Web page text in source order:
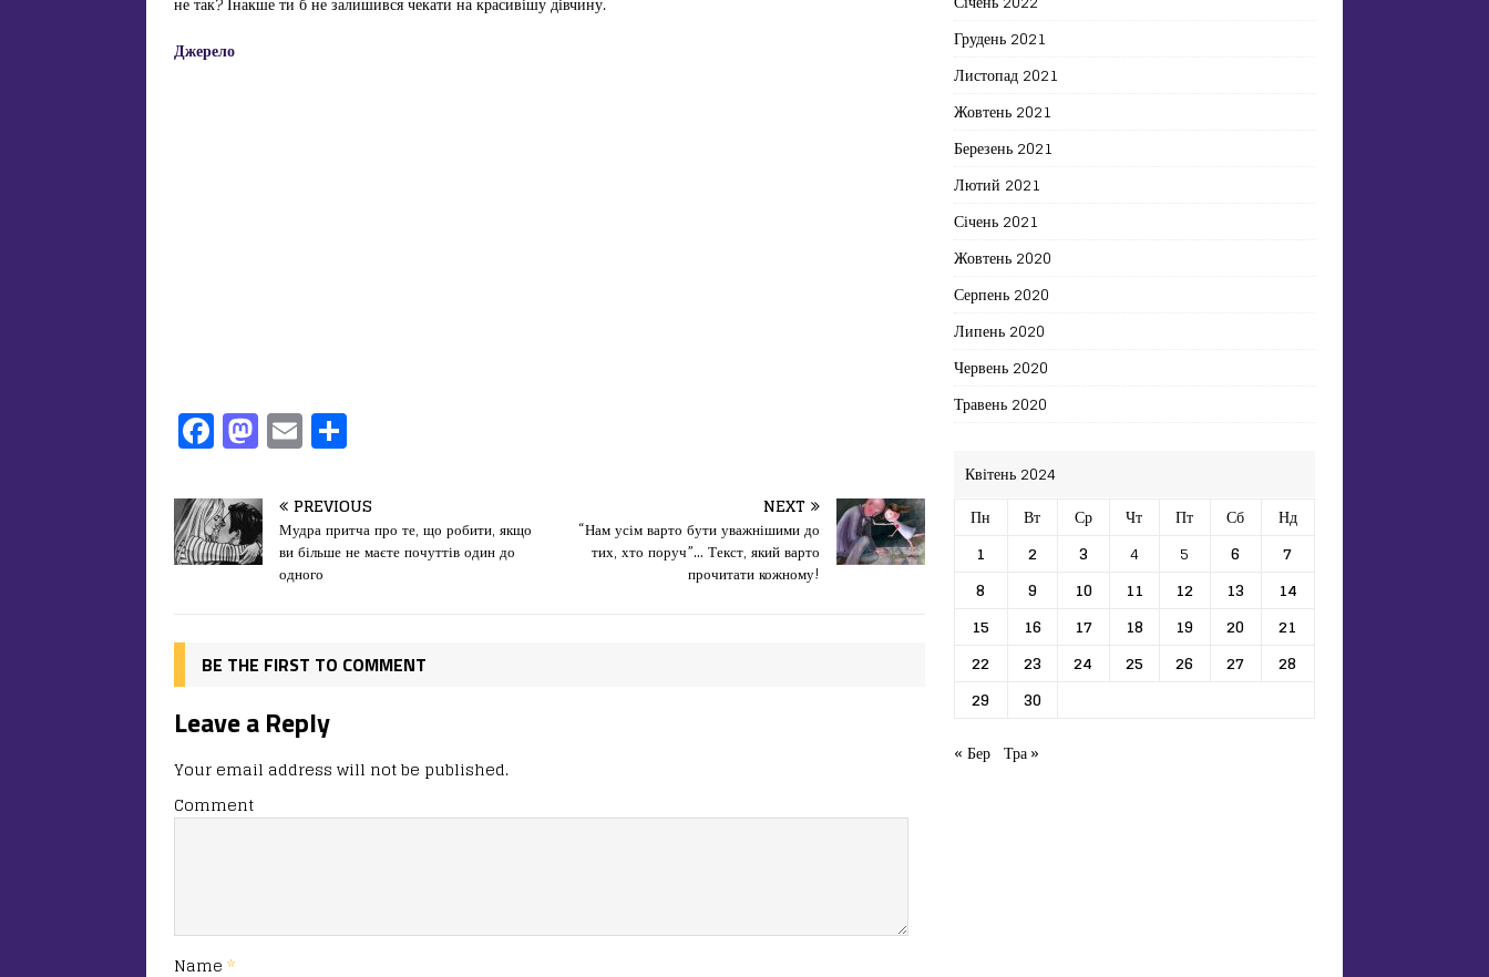
Джерело
F
a
c
e
b
o
k
M
a
st
o
d
n
E
m
ai
l
іл
и
т
я
PREVIOUS
Мудра притча про те, що робити, якщо
ви більше не маєте почуттів один до
одного
NEXT
“Нам усім варто бути уважнішими до
тих, хто поруч”… Текст, який варто
прочитати кожному!
BE THE FIRST TO COMMENT
Leave a Reply
Your email address will not be published.
Comment
Name *
Грудень 2021
Листопад 2021
Жовтень 2021
Березень 2021
Лютий 2021
Січень 2021
Жовтень 2020
Серпень 2020
Липень 2020
Червень 2020
Травень 2020
Квітень 2024
Пн
Вт Ср Чт Пт Сб
Нд
1
2 3 4 5 6
7
8
9 10 11 12 13
14
15
16 17 18 19 20
21
22
23 24 25 26 27
28
29
30
« Бер Тра »